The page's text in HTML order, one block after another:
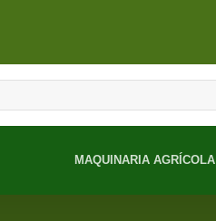
MAQUINARIA AGRÍCOLA